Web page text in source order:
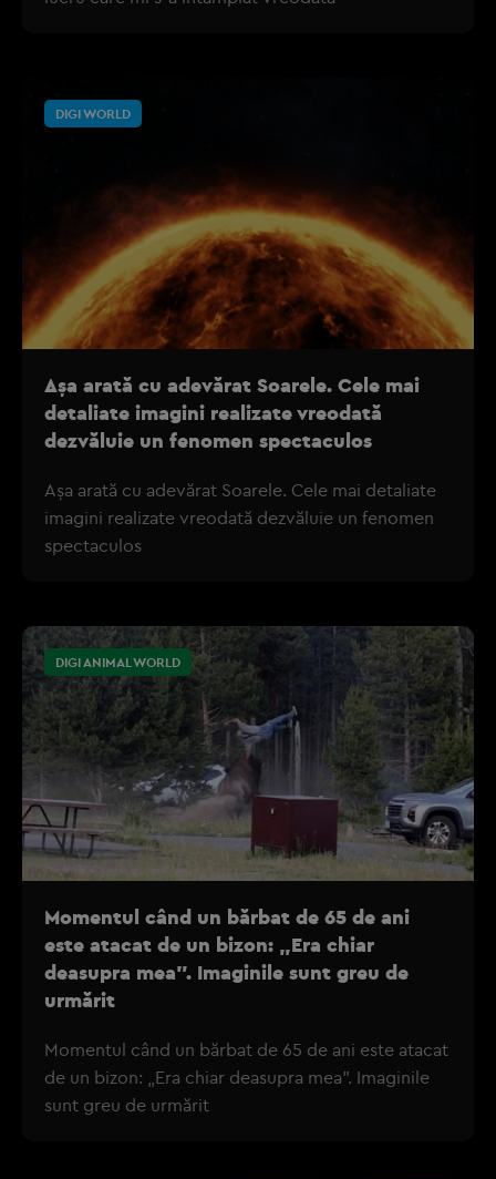
DIGI WORLD
Așa arată cu adevărat Soarele. Cele mai
detaliate imagini realizate vreodată
dezvăluie un fenomen spectaculos
Așa arată cu adevărat Soarele. Cele mai detaliate
imagini realizate vreodată dezvăluie un fenomen
spectaculos
DIGI ANIMAL WORLD
Momentul când un bărbat de 65 de ani
este atacat de un bizon: „Era chiar
deasupra mea”. Imaginile sunt greu de
urmărit
Momentul când un bărbat de 65 de ani este atacat
de un bizon: „Era chiar deasupra mea”. Imaginile
sunt greu de urmărit